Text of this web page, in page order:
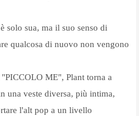
solo sua, ma il suo senso di
qualcosa di nuovo non vengono
"PICCOLO ME", Plant torna a
una veste diversa, più intima,
l'alt pop a un livello